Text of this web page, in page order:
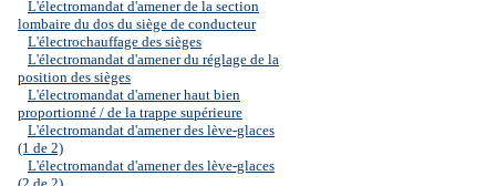
L'électromandat d'amener de la section
lombaire du dos du siège de conducteur
L'électrochauffage des sièges
L'électromandat d'amener du réglage de la
position des sièges
L'électromandat d'amener haut bien
proportionné / de la trappe supérieure
L'électromandat d'amener des lève-glaces
(1 de 2)
L'électromandat d'amener des lève-glaces